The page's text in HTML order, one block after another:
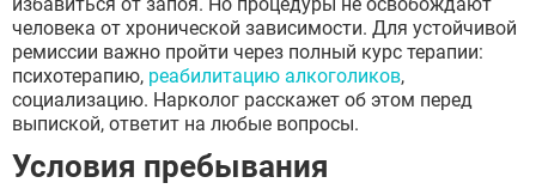
человека от хронической зависимости. Для устойчивой
ремиссии важно пройти через полный курс терапии:
психотерапию, реабилитацию алкоголиков,
социализацию. Нарколог расскажет об этом перед
выпиской, ответит на любые вопросы.
Условия пребывания
Отправить
конфиденциальности
Отправить
Отправить
Оставляя заявку Вы соглашаетесь с